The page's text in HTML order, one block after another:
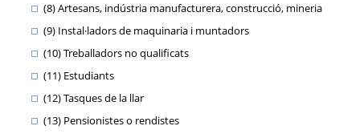
(8) Artesans, indústria manufacturera, construcció, mineria
(9) Instal·ladors de maquinaria i muntadors
(10) Treballadors no qualificats
(11) Estudiants
(12) Tasques de la llar
(13) Pensionistes o rendistes